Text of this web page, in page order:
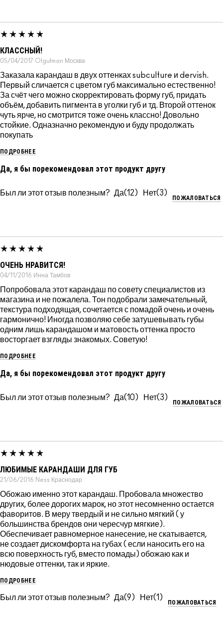
КЛАССНЫЙ!
05/04/2017 Olgutman Москва
Заказала карандаш в двух оттенках subculture и dervish.
Первый сличается с цветом губ максимально естественно!
За счёт чего можно скорректировать форму губ, придать
объём, добавить пигмента в уголки губ и тд. Второй оттенок
чуть ярче, но смотрится тоже очень классно! Довольно
стойкие. Одназначно рекомендую и буду продолжать
покупать
ПОДРОБНЕЕ
Да, я бы порекомендовал этот продукт другу
Был ли этот отзыв полезным? 12 3
ПОЖАЛОВАТЬСЯ
ОЧЕНЬ НРАВИТСЯ!
04/11/2016 Инна Тамбов
Попробовала этот карандаш по совету специалистов из
магазина и не пожалела. Тон подобрали замечательный,
текстура подходящая, сочетается с помадой очень и очень
гармонично! Иногда позволяю себе затушевывать губы
одним лишь карандашом и матовость оттенка просто
восторгает взгляды знакомых. Советую!
ПОДРОБНЕЕ
Да, я бы порекомендовал этот продукт другу
Был ли этот отзыв полезным? 10 3
ПОЖАЛОВАТЬСЯ
ЛЮБИМЫЕ КАРАНДАШИ ДЛЯ ГУБ
21/06/2016 Ness Краснодар
Обожаю именно этот карандаш. Пробовала множество
других, более дорогих марок, но этот несомненно остается
фаворитов. В меру твердый и не сильно мягкий ( у
большинства брендов они чересчур мягкие).
Обеспечивает равномерное нанесение, не скатывается,
не создает дискомфорта на губах ( если наносить его на
всю поверхность губ, вместо помады) обожаю как и
нюдовые оттенки, так и яркие.
ПОДРОБНЕЕ
Был ли этот отзыв полезным? 9 1
ПОЖАЛОВАТЬСЯ